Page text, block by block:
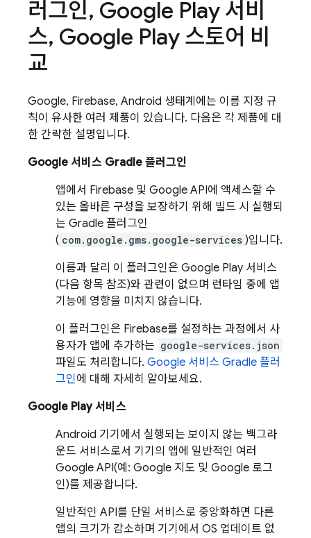
러그인, Google Play 서비
스, Google Play 스토어 비
교
Google, Firebase, Android 생태계에는 이름 지정 규
칙이 유사한 여러 제품이 있습니다. 다음은 각 제품에 대
한 간략한 설명입니다.
Google 서비스 Gradle 플러그인
앱에서 Firebase 및 Google API에 액세스할 수
있는 올바른 구성을 보장하기 위해 빌드 시 실행되
는 Gradle 플러그인
( com.google.gms.google-services )입니다.
이름과 달리 이 플러그인은 Google Play 서비스
(다음 항목 참조)와 관련이 없으며 런타임 중에 앱
기능에 영향을 미치지 않습니다.
이 플러그인은 Firebase를 설정하는 과정에서 사
용자가 앱에 추가하는 google-services.json
파일도 처리합니다. Google 서비스 Gradle 플러
그인에 대해 자세히 알아보세요.
Google Play 서비스
Android 기기에서 실행되는 보이지 않는 백그라
운드 서비스로서 기기의 앱에 일반적인 여러
Google API(예: Google 지도 및 Google 로그
인)를 제공합니다.
일반적인 API를 단일 서비스로 중앙화하면 다른
앱의 크기가 감소하며 기기에서 OS 업데이트 없